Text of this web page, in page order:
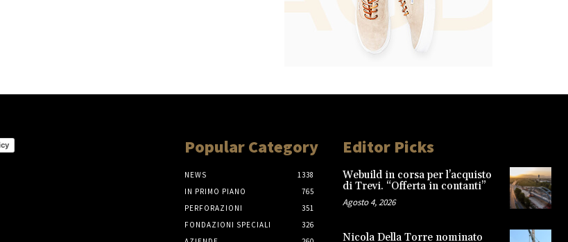
Popular Category
NEWS
1338
IN PRIMO PIANO
765
PERFORAZIONI
351
FONDAZIONI SPECIALI
326
Editor Picks
Webuild in corsa per l’acquisto
di Trevi. “Offerta in contanti”
Agosto 4, 2026
Nicola Della Torre nominato